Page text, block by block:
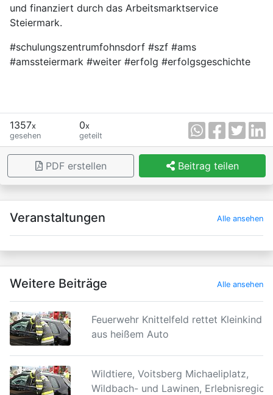
und finanziert durch das Arbeitsmarktservice
Steiermark.
#schulungszentrumfohnsdorf #szf #ams
#amssteiermark #weiter #erfolg #erfolgsgeschichte
1357x
gesehen
0x
geteilt
PDF erstellen Beitrag teilen
×
Veranstaltungen Alle ansehen
Weitere Beiträge Alle ansehen
Feuerwehr Knittelfeld rettet Kleinkind
aus heißem Auto
Wildtiere, Voitsberg Michaeliplatz,
Wildbach- und Lawinen, Erlebnisregion